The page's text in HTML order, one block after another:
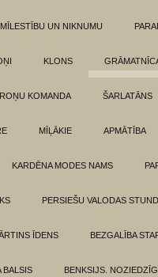
UN NIKNUMU
KLONS
ROŅU KOMANDA ŠARLATĀNS
MĪĻĀKIE APMĀTĪBA
KARDĒNA MODES NAMS
PERSIEŠU VALODAS
ĪDENS BEZGALĪBA
BALSIS BENKSIJS.